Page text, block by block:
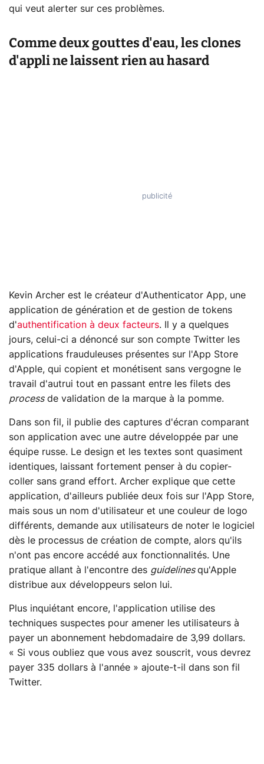
qui veut alerter sur ces problèmes.
Comme deux gouttes d'eau, les clones
d'appli ne laissent rien au hasard
Kevin Archer est le créateur d'Authenticator App, une
application de génération et de gestion de tokens
d'authentification à deux facteurs. Il y a quelques
jours, celui-ci a dénoncé sur son compte Twitter les
applications frauduleuses présentes sur l'App Store
d'Apple, qui copient et monétisent sans vergogne le
travail d'autrui tout en passant entre les filets des
processde validation de la marque à la pomme.
Dans son fil, il publie des captures d'écran comparant
son application avec une autre développée par une
équipe russe. Le design et les textes sont quasiment
identiques, laissant fortement penser à du copier-
coller sans grand effort. Archer explique que cette
application, d'ailleurs publiée deux fois sur l'App Store,
mais sous un nom d'utilisateur et une couleur de logo
différents, demande aux utilisateurs de noter le logiciel
dès le processus de création de compte, alors qu'ils
n'ont pas encore accédé aux fonctionnalités. Une
pratique allant à l'encontre des guidelinesqu'Apple
distribue aux développeurs selon lui.
Plus inquiétant encore, l'application utilise des
techniques suspectes pour amener les utilisateurs à
payer un abonnement hebdomadaire de 3,99 dollars.
« Si vous oubliez que vous avez souscrit, vous devrez
payer 335 dollars à l'année » ajoute-t-il dans son fil
Twitter.